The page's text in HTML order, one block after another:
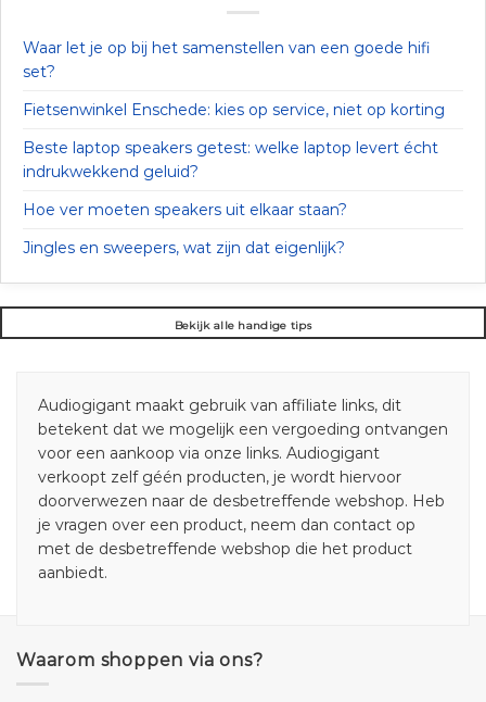
Waar let je op bij het samenstellen van een goede hifi
set?
Fietsenwinkel Enschede: kies op service, niet op korting
Beste laptop speakers getest: welke laptop levert écht
indrukwekkend geluid?
Hoe ver moeten speakers uit elkaar staan?
Jingles en sweepers, wat zijn dat eigenlijk?
Bekijk alle handige tips
Audiogigant maakt gebruik van affiliate links, dit
betekent dat we mogelijk een vergoeding ontvangen
voor een aankoop via onze links. Audiogigant
verkoopt zelf géén producten, je wordt hiervoor
doorverwezen naar de desbetreffende webshop. Heb
je vragen over een product, neem dan contact op
met de desbetreffende webshop die het product
aanbiedt.
Waarom shoppen via ons?